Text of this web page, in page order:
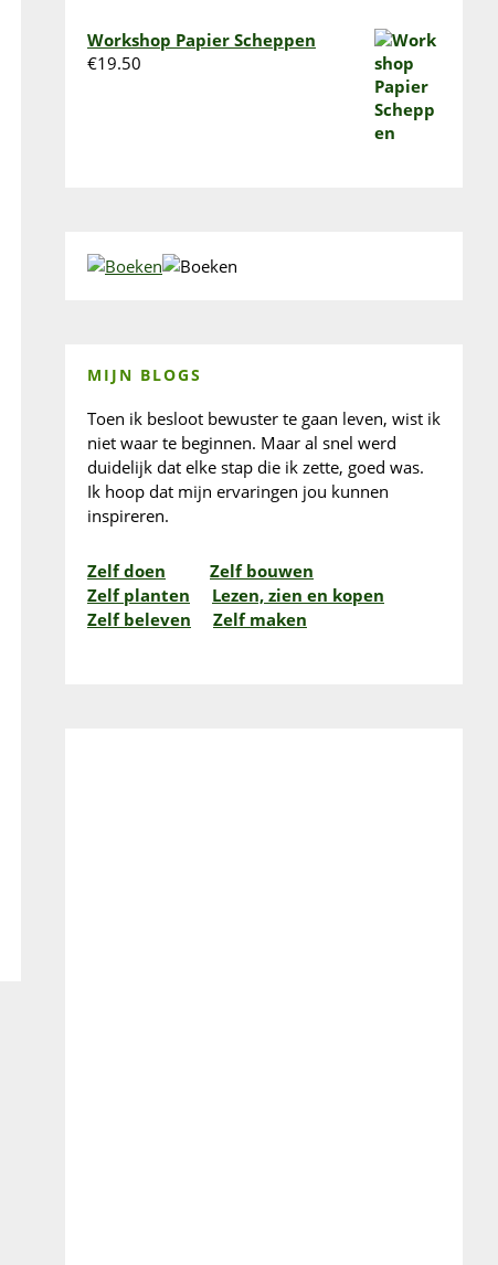
Workshop Papier Scheppen
€19.50
MIJN BLOGS
Toen ik besloot bewuster te gaan leven, wist ik
niet waar te beginnen. Maar al snel werd
duidelijk dat elke stap die ik zette, goed was.
Ik hoop dat mijn ervaringen jou kunnen
inspireren.
Zelf doen
Zelf bouwen
Zelf planten
Lezen, zien en kopen
Zelf beleven
Zelf maken